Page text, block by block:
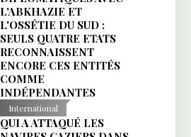
L'ABKHAZIE ET
L'OSSÉTIE DU SUD :
SEULS QUATRE ETATS
RECONNAISSENT
ENCORE CES ENTITÉS
COMME
INDÉPENDANTES
International
QUI A ATTAQUÉ LES